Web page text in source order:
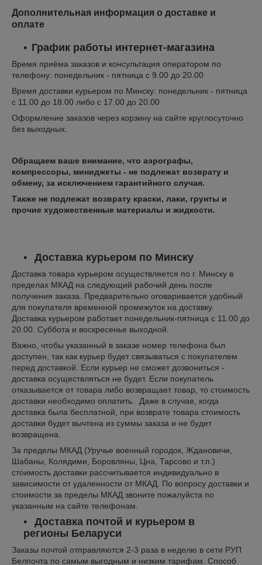
Дополнительная информация о доставке и
оплате
График работы интернет-магазина
Время приёма заказов и консультация оператором по
телефону: понедельник - пятница с 9.00 до 20.00
Время доставки курьером по Минску: понедельник - пятница
с 11.00 до 18.00 либо с 17.00 до 20.00
Оформление заказов через корзину на сайте круглосуточно
без выходных.
Обращаем ваше внимание, что аэрографы,
компрессоры, миниджеты - не подлежат возврату и
обмену, за исключением гарантийного случая.
Также не подлежат возврату краски, лаки, грунты и
прочие художественные материалы и жидкости.
Доставка курьером по Минску
Доставка товара курьером осуществляется по г. Минску в
пределах МКАД на следующий рабочий день после
получения заказа. Предварительно оговаривается удобный
для покупателя временной промежуток на доставку.
Доставка курьером работает понедельник-пятница с 11.00 до
20.00. Суббота и воскресенье выходной.
Важно, чтобы указанный в заказе номер телефона был
доступен, так как курьер будет связываться с покупателем
перед доставкой. Если курьер не сможет дозвониться -
доставка осуществляться не будет. Если покупатель
отказывается от товара либо возвращает товар, то стоимость
доставки необходимо оплатить. Даже в случае, когда
доставка была бесплатной, при возврате товара стоимость
доставки будет вычтена из суммы заказа и не будет
возвращена.
За пределы МКАД (Уручье военный городок, Ждановичи,
Шабаны, Колядими, Боровляны, Цна, Тарсово и т.п.)
стоимость доставки рассчитывается индивидуально в
зависимости от удаленности от МКАД. По вопросу доставки и
стоимости за пределы МКАД звоните пожалуйста по
указанным на сайте телефонам.
Доставка почтой и курьером в
регионы Беларуси
Заказы почтой отправляются 2-3 раза в неделю в сети РУП
Белпочта по самым выгодным и низким тарифам. Способ